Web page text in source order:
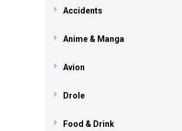
Accidents
Anime & Manga
Avion
Drole
Food & Drink